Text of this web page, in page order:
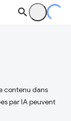
contenu dans
par IA peuvent